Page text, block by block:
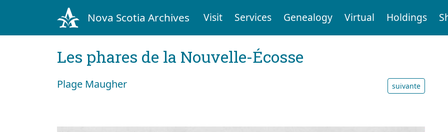
Nova Scotia Archives Visit Services Genealogy Virtual Holdings
Les phares de la Nouvelle-Écosse
Plage Maugher suivante